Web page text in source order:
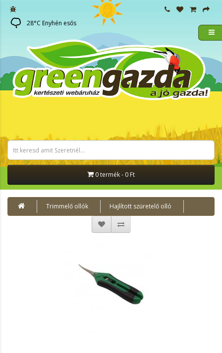
28°C Enyhén esős
0 termék - 0 Ft
Trimmelő ollók Hajlított szüretelő olló